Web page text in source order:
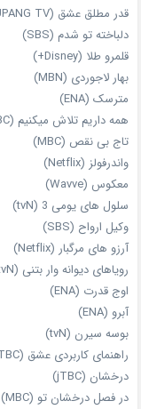
قدر مطلق عشق (COUPANG TV)
دلباخته تو شدم (SBS)
قلمرو طلا (Disney+)
بهار لاجوردی (MBN)
مترسک (ENA)
همه داریم تلاش میکنیم (jTBC)
تاج بی‌ نقص (MBC)
واندرفولز (Netflix)
معکوس (Wavve)
سلول های یومی 3 (tvN)
وکیل ارواح (SBS)
آرزو های مرگبار (Netflix)
رویاهای دیوانه‌ وار بتنی (tvN)
اوج قدرت (ENA)
آبرو (ENA)
بوسه سیرن (tvN)
راهنمای کاربردی عشق (jTBC)
درخشان (jTBC)
در فصل درخشان تو (MBC)